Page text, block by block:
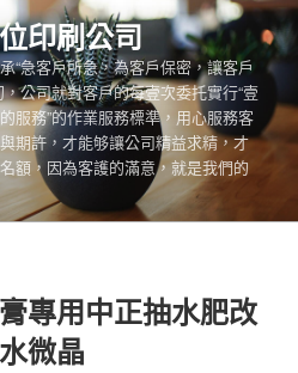
印刷公司
“急客戶所急，為客戶保密，讓客戶
公司就對客戶的每壹次委托實行“壹
服務”的作業服務標準，用心服務客
期許，才能够讓公司精益求精，才
額，因為客護的滿意，就是我們的
專用中正抽水肥改
微晶